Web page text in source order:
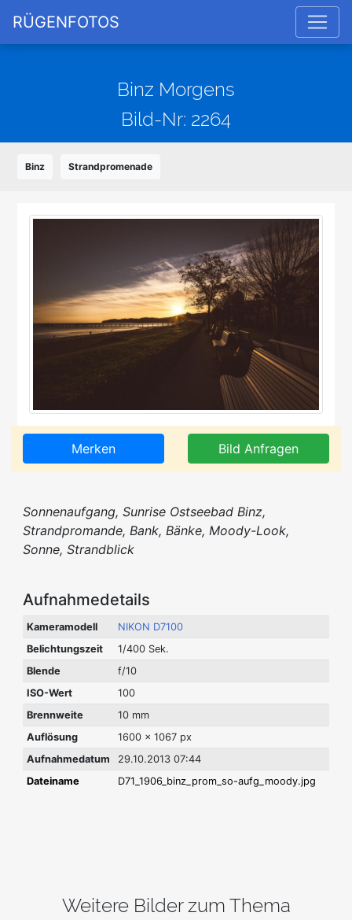
RÜGENFOTOS
Binz Morgens
Bild-Nr: 2264
Binz Strandpromenade
Merken Bild Anfragen
Sonnenaufgang, Sunrise Ostseebad Binz,
Strandpromande, Bank, Bänke, Moody-Look,
Sonne, Strandblick
Aufnahmedetails
Kameramodell
NIKON D7100
Belichtungszeit
1/400 Sek.
Blende
f/10
ISO-Wert
100
Brennweite
10 mm
Auflösung
1600 x 1067 px
Aufnahmedatum
29.10.2013 07:44
Dateiname
D71_1906_binz_prom_so-aufg_moody.jpg
Weitere Bilder zum Thema